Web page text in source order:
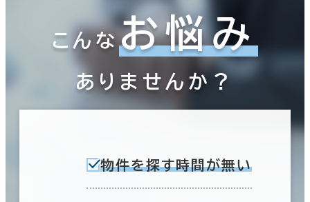
こんなお悩み
ありませんか？
物件を探す時間が無い